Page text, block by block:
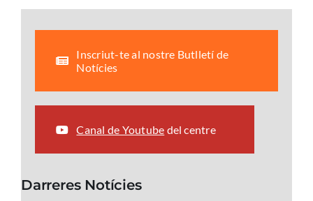
Inscriut-te al nostre Butlletí de
Notícies
Canal de Youtube del centre
Darreres Notícies